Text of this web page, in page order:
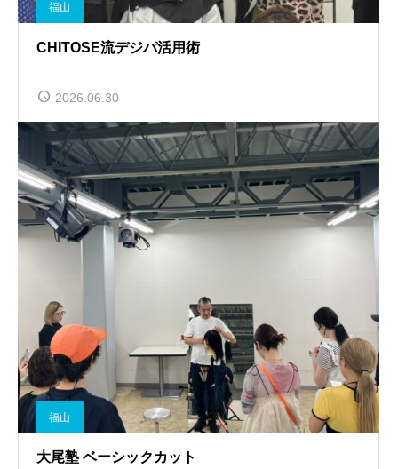
福山
CHITOSE流デジパ活用術
2026.06.30
福山
大尾塾 ベーシックカット